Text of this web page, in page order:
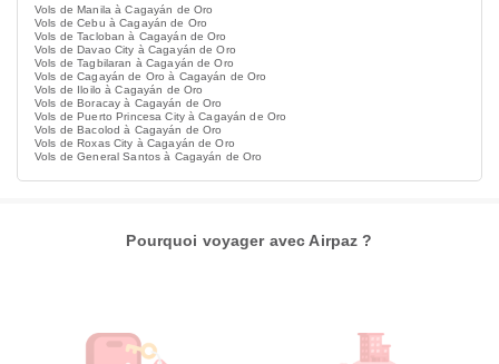
Vols de Manila à Cagayán de Oro
Vols de Cebu à Cagayán de Oro
Vols de Tacloban à Cagayán de Oro
Vols de Davao City à Cagayán de Oro
Vols de Tagbilaran à Cagayán de Oro
Vols de Cagayán de Oro à Cagayán de Oro
Vols de Iloilo à Cagayán de Oro
Vols de Boracay à Cagayán de Oro
Vols de Puerto Princesa City à Cagayán de Oro
Vols de Bacolod à Cagayán de Oro
Vols de Roxas City à Cagayán de Oro
Vols de General Santos à Cagayán de Oro
Pourquoi voyager avec Airpaz ?